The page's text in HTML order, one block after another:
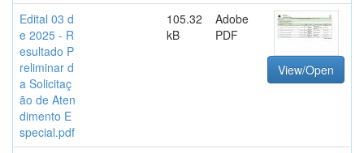
Edital 03 d
e 2025 - R
esultado P
reliminar d
a Solicitaç
ão de Aten
dimento E
special.pdf
105.32
kB
Adobe
PDF
View/Open